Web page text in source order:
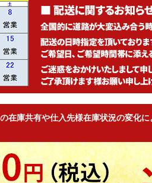
在庫共有や仕入先様在庫状況の変化